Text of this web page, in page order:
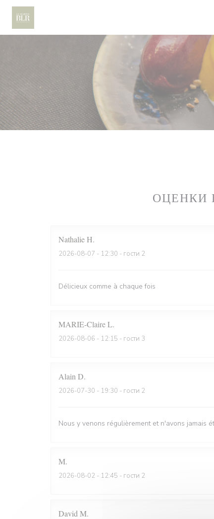
Панель управления cookies
ОЦЕНКИ
NathalieH
2026-08-07 - 12:30 - гости 2
Délicieux comme à chaque fois
MARIE-ClaireL
2026-08-06 - 12:15 - гости 3
Alain D
2026-07-30 - 19:30 - гости 2
Nous y venons régulièrement et n'avons jamais
M
2026-08-02 - 12:45 - гости 2
David M